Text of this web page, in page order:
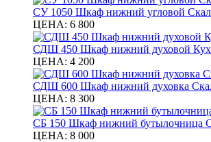
СУ 1050 Шкаф нижний угловой
ЦЕНА: 6 800
СДШ 450 Шкаф нижний духовой
ЦЕНА: 4 200
СДШ 600 Шкаф нижний духовка
ЦЕНА: 8 300
СБ 150 Шкаф нижний бутылочница
ЦЕНА: 8 000